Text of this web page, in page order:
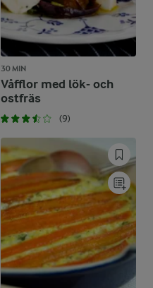
30 MIN
Våfflor med lök- och
ostfräs
(9)